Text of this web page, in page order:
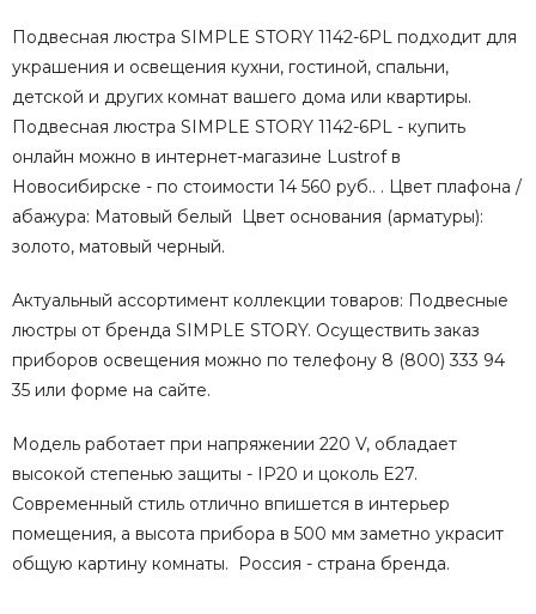
Подвесная люстра SIMPLE STORY 1142-6PL подходит для
украшения и освещения кухни, гостиной, спальни,
детской и других комнат вашего дома или квартиры.
Подвесная люстра SIMPLE STORY 1142-6PL - купить
онлайн можно в интернет-магазине Lustrof в
Новосибирске - по стоимости 14 560 руб.. . Цвет плафона /
абажура: Матовый белый Цвет основания (арматуры):
золото, матовый черный.
Актуальный ассортимент коллекции товаров: Подвесные
люстры от бренда SIMPLE STORY. Осуществить заказ
приборов освещения можно по телефону 8 (800) 333 94
35 или форме на сайте.
Модель работает при напряжении 220 V, обладает
высокой степенью защиты - IP20 и цоколь E27.
Современный стиль отлично впишется в интерьер
помещения, а высота прибора в 500 мм заметно украсит
общую картину комнаты. Россия - страна бренда.